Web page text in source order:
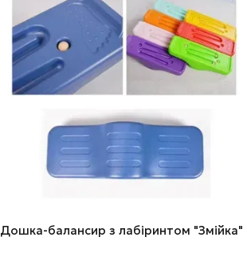
Дошка-балансир з лабіринтом "Змійка"